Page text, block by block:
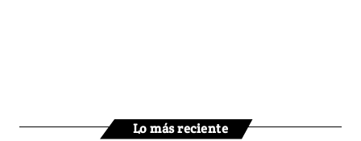
Lo más reciente